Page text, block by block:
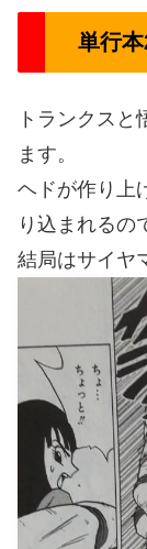
単行
トランクスと
ます。
ヘドが作り上
り込まれるの
結局はサイヤ